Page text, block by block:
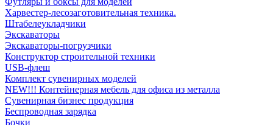
Харвестер-лесозаготовительная техника.
Штабелеукладчики
Экскаваторы
Экскаваторы-погрузчики
Конструктор строительной техники
USB-флеш
Комплект сувенирных моделей
NEW!!! Контейнерная мебель для офиса из металла
Сувенирная бизнес продукция
Беспроводная зарядка
Бочки